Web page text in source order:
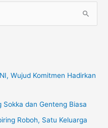
Wujud Komitmen Hadirkan
dan Genteng Biasa
Roboh, Satu Keluarga